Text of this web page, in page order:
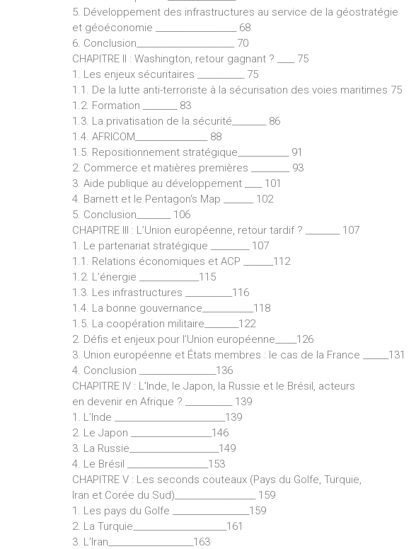
5. Développement des infrastructures au service de la géostratégie
et géoéconomie ___________________ 68
6. Conclusion_______________________ 70
CHAPITRE II : Washington, retour gagnant ? ____ 75
1. Les enjeux sécuritaires ___________ 75
1.1. De la lutte anti-terroriste à la sécurisation des voies maritimes 75
1.2. Formation ________ 83
1.3. La privatisation de la sécurité________ 86
1.4. AFRICOM_________________ 88
1.5. Repositionnement stratégique____________ 91
2. Commerce et matières premières _________ 93
3. Aide publique au développement ____ 101
4. Barnett et le Pentagon's Map _______ 102
5. Conclusion________ 106
CHAPITRE III : L’Union européenne, retour tardif ? ________ 107
1. Le partenariat stratégique _________ 107
1.1. Relations économiques et ACP _______112
1.2. L’énergie ______________115
1.3. Les infrastructures ___________116
1.4. La bonne gouvernance____________118
1.5. La coopération militaire________122
2. Défis et enjeux pour l’Union européenne_____126
3. Union européenne et États membres : le cas de la France ______131
4. Conclusion __________________136
CHAPITRE IV : L’Inde, le Japon, la Russie et le Brésil, acteurs
en devenir en Afrique ? ___________ 139
1. L’Inde __________________________139
2. Le Japon ___________________146
3. La Russie_____________________149
4. Le Brésil ___________________153
CHAPITRE V : Les seconds couteaux (Pays du Golfe, Turquie,
Iran et Corée du Sud)___________________ 159
1. Les pays du Golfe __________________159
2. La Turquie______________________161
3. L’Iran____________________163